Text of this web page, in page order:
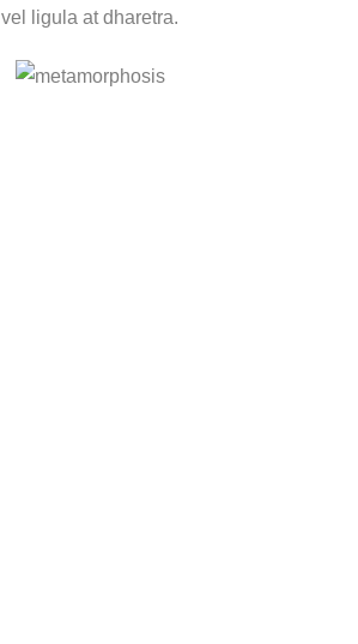
vel ligula at dharetra.